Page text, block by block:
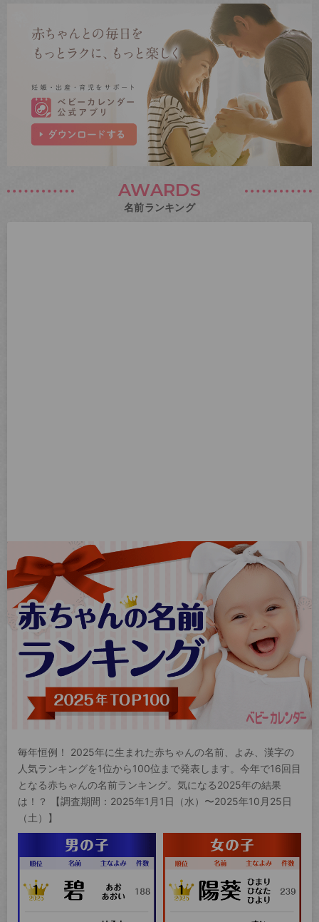
AWARDS
名前ランキング
毎年恒例！ 2025年に生まれた赤ちゃんの名前、よみ、漢字の
人気ランキングを1位から100位まで発表します。今年で16回目
となる赤ちゃんの名前ランキング。気になる2025年の結果
は！？ 【調査期間：2025年1月1日（水）〜2025年10月25日
（土）】